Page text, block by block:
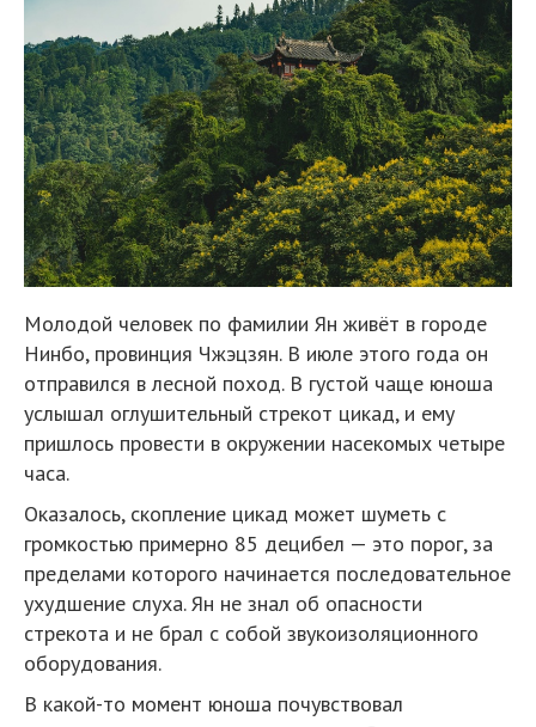
Молодой человек по фамилии Ян живёт в городе
Нинбо, провинция Чжэцзян. В июле этого года он
отправился в лесной поход. В густой чаще юноша
услышал оглушительный стрекот цикад, и ему
пришлось провести в окружении насекомых четыре
часа.
Оказалось, скопление цикад может шуметь с
громкостью примерно 85 децибел — это порог, за
пределами которого начинается последовательное
ухудшение слуха. Ян не знал об опасности
стрекота и не брал с собой звукоизоляционного
оборудования.
В какой-то момент юноша почувствовал